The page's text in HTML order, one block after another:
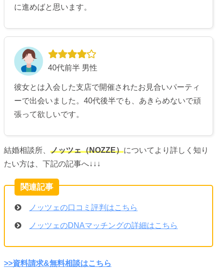
に進めばと思います。
40代前半 男性
彼女とは入会した支店で開催されたお見合いパーティ
ーで出会いました。40代後半でも、あきらめないで頑
張って欲しいです。
結婚相談所、 ノッツェ（NOZZE）についてより詳しく知り
たい方は、下記の記事へ↓↓↓
ノッツェの口コミ評判はこちら
ノッツェのDNAマッチングの詳細はこちら
>>資料請求&無料相談はこちら